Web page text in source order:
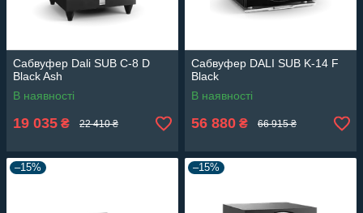
Сабвуфер Dali SUB C-8 D
Black Ash
В наявності
19 035 ₴ 22 410 ₴
Сабвуфер DALI SUB K-14 F
Black
В наявності
56 880 ₴ 66 915 ₴
–15% –15%